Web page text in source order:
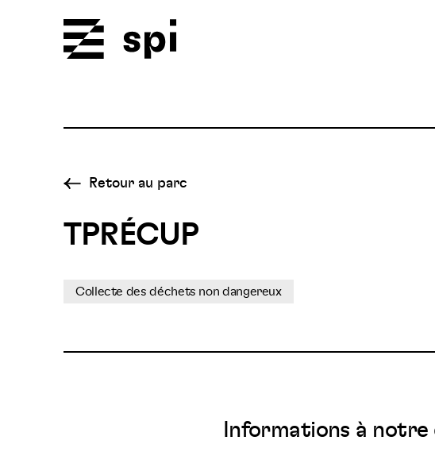
Retour au parc
TPRÉCUP
Collecte des déchets non dangereux
Informations à